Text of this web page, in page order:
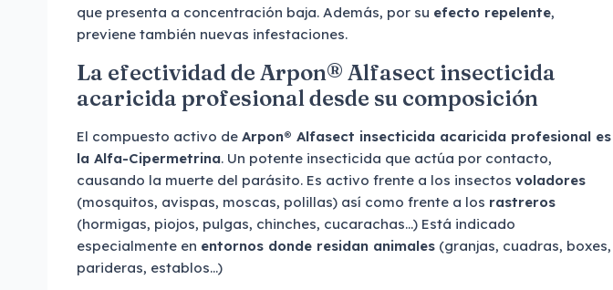
que presenta a concentración baja. Además, por su efecto repelente,
previene también nuevas infestaciones.
La efectividad de Arpon® Alfasect insecticida
acaricida profesional desde su composición
El compuesto activo de Arpon® Alfasect insecticida acaricida profesional es
la Alfa-Cipermetrina. Un potente insecticida que actúa por contacto,
causando la muerte del parásito. Es activo frente a los insectos voladores
(mosquitos, avispas, moscas, polillas) así como frente a los rastreros
(hormigas, piojos, pulgas, chinches, cucarachas…) Está indicado
especialmente en entornos donde residan animales (granjas, cuadras, boxes,
parideras, establos…)